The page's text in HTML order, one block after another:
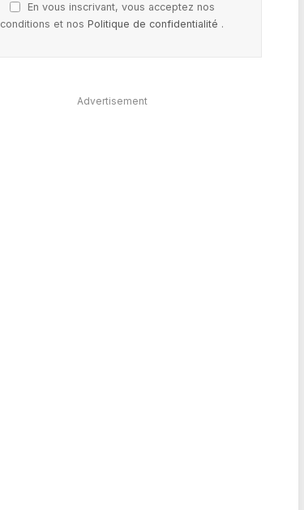
En vous inscrivant, vous acceptez nos
conditions et nosPolitique de confidentialité .
Advertisement